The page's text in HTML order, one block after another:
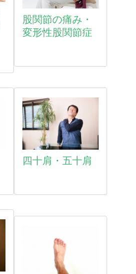
股関節の痛み・
変形性股関節症
四十肩・五十肩